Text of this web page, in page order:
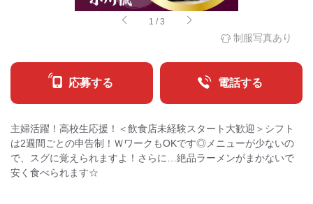
1 /3
制服写真あり
応募する 電話する
主婦活躍！高校生応援！＜飲食店未経験スタート大歓迎＞シフト
は2週間ごとの申告制！ＷワークもOKです◎メニューが少ないの
で、スグに覚えられますよ！さらに…絶品ラーメンがまかないで
安く食べられます☆